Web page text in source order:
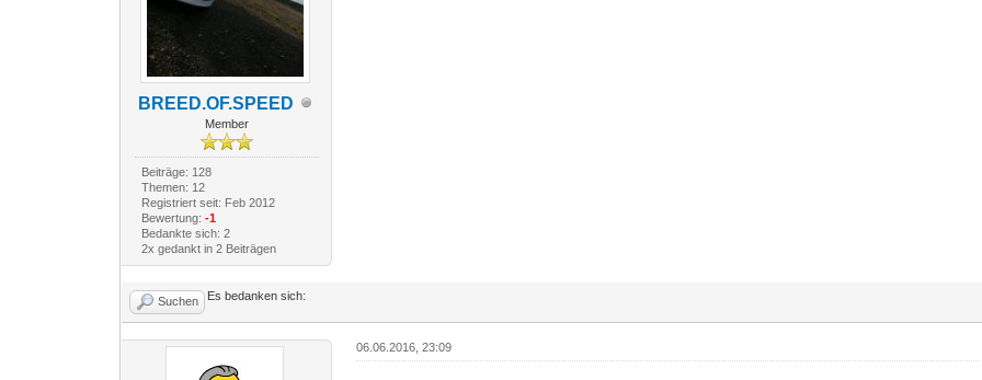
BREED.OF.SPEED
Member
Beiträge: 128
Themen: 12
Registriert seit: Feb 2012
Bewertung: -1
Bedankte sich: 2
2x gedankt in 2 Beiträgen
Suchen Es bedanken sich:
06.06.2016, 23:09